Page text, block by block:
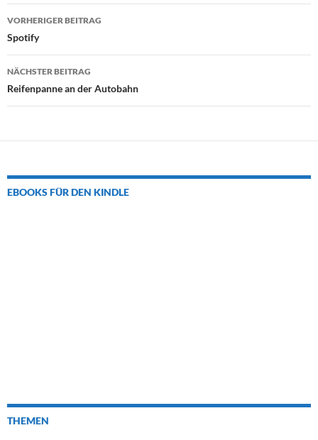
Beitrags-
Navigation
VORHERIGER BEITRAG
Spotify
NÄCHSTER BEITRAG
Reifenpanne an der Autobahn
EBOOKS FÜR DEN KINDLE
THEMEN